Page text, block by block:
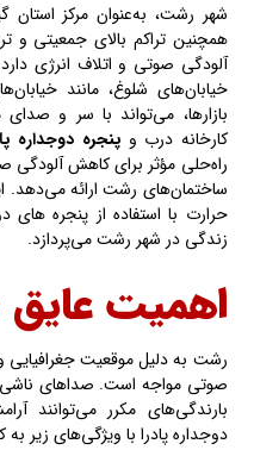
شهر رشت، به‌عنوان مرکز استان
همچنین تراکم بالای جمعیتی
آلودگی صوتی و اتلاف انرژی
خیابان‌های شلوغ، مانند
بازارها، می‌تواند با سر و
کارخانه درب و پنجره دوجداره
راه‌حلی مؤثر برای کاهش آلودگی
ساختمان‌های رشت ارائه می‌دهد.
حرارت با استفاده از پنجره
زندگی در شهر رشت می‌پردازد.
اهمیت
رشت به دلیل موقعیت
صوتی مواجه است. صداهای ناشی
بارندگی‌های مکرر می‌توانند
دوجداره پادرا با ویژگی‌های